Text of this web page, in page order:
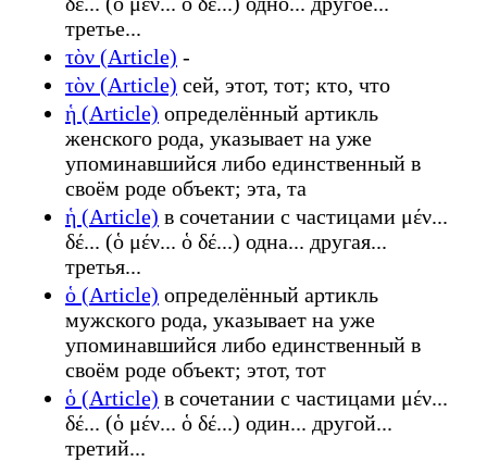
третье...
τὸν (Article) -
τὸν (Article) сей, этот, тот; кто, что
ἡ (Article) определённый артикль
женского рода, указывает на уже
упоминавшийся либо единственный в
своём роде объект; эта, та
ἡ (Article) в сочетании с частицами μέν...
δέ... (ὁ μέν... ὁ δέ...) одна... другая...
третья...
ὁ (Article) определённый артикль
мужского рода, указывает на уже
упоминавшийся либо единственный в
своём роде объект; этот, тот
ὁ (Article) в сочетании с частицами μέν...
δέ... (ὁ μέν... ὁ δέ...) один... другой...
третий...